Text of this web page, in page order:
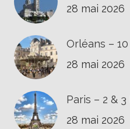
28 mai 2026
Orléans –
28 mai 2026
Paris – 2 &
28 mai 2026